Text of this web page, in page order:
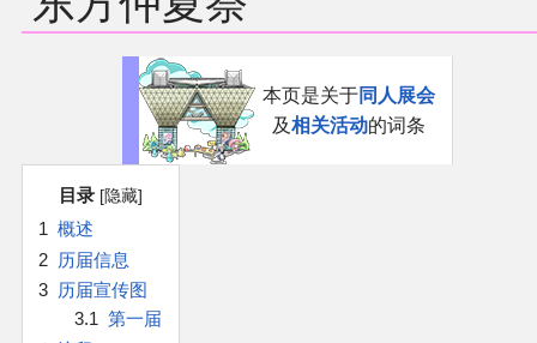
航
索
本页是关于同人展会
及相关活动的词条
目录
1 概述
2 历届信息
3 历届宣传图
3.1 第一届
沙盒（建议使用）
讨论板
加入我们
官方作品